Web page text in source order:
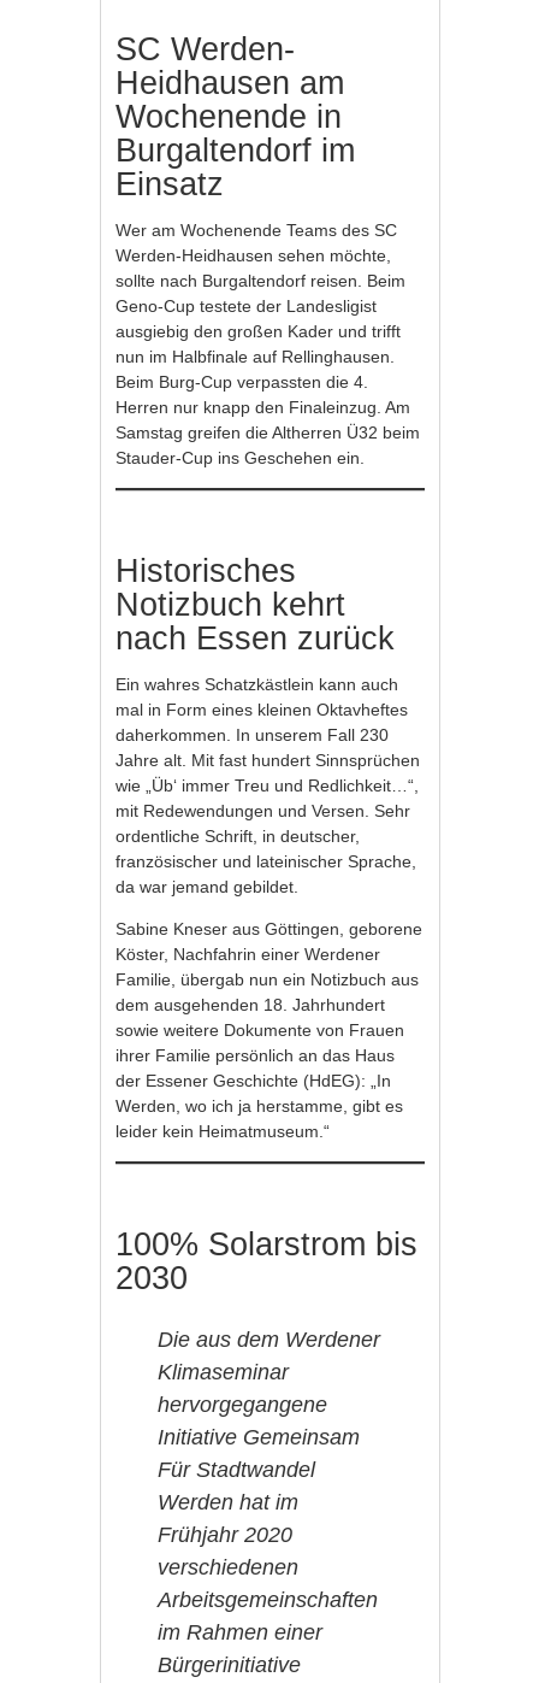
SC Werden-
Heidhausen am
Wochenende in
Burgaltendorf im
Einsatz
Wer am Wochenende Teams des SC
Werden-Heidhausen sehen möchte,
sollte nach Burgaltendorf reisen. Beim
Geno-Cup testete der Landesligist
ausgiebig den großen Kader und trifft
nun im Halbfinale auf Rellinghausen.
Beim Burg-Cup verpassten die 4.
Herren nur knapp den Finaleinzug. Am
Samstag greifen die Altherren Ü32 beim
Stauder-Cup ins Geschehen ein.
Historisches
Notizbuch kehrt
nach Essen zurück
Ein wahres Schatzkästlein kann auch
mal in Form eines kleinen Oktavheftes
daherkommen. In unserem Fall 230
Jahre alt. Mit fast hundert Sinnsprüchen
wie „Üb‘ immer Treu und Redlichkeit…“,
mit Redewendungen und Versen. Sehr
ordentliche Schrift, in deutscher,
französischer und lateinischer Sprache,
da war jemand gebildet.
Sabine Kneser aus Göttingen, geborene
Köster, Nachfahrin einer Werdener
Familie, übergab nun ein Notizbuch aus
dem ausgehenden 18. Jahrhundert
sowie weitere Dokumente von Frauen
ihrer Familie persönlich an das Haus
der Essener Geschichte (HdEG): „In
Werden, wo ich ja herstamme, gibt es
leider kein Heimatmuseum.“
100% Solarstrom bis
2030
Die aus dem Werdener
Klimaseminar
hervorgegangene
Initiative Gemeinsam
Für Stadtwandel
Werden hat im
Frühjahr 2020
verschiedenen
Arbeitsgemeinschaften
im Rahmen einer
Bürgerinitiative